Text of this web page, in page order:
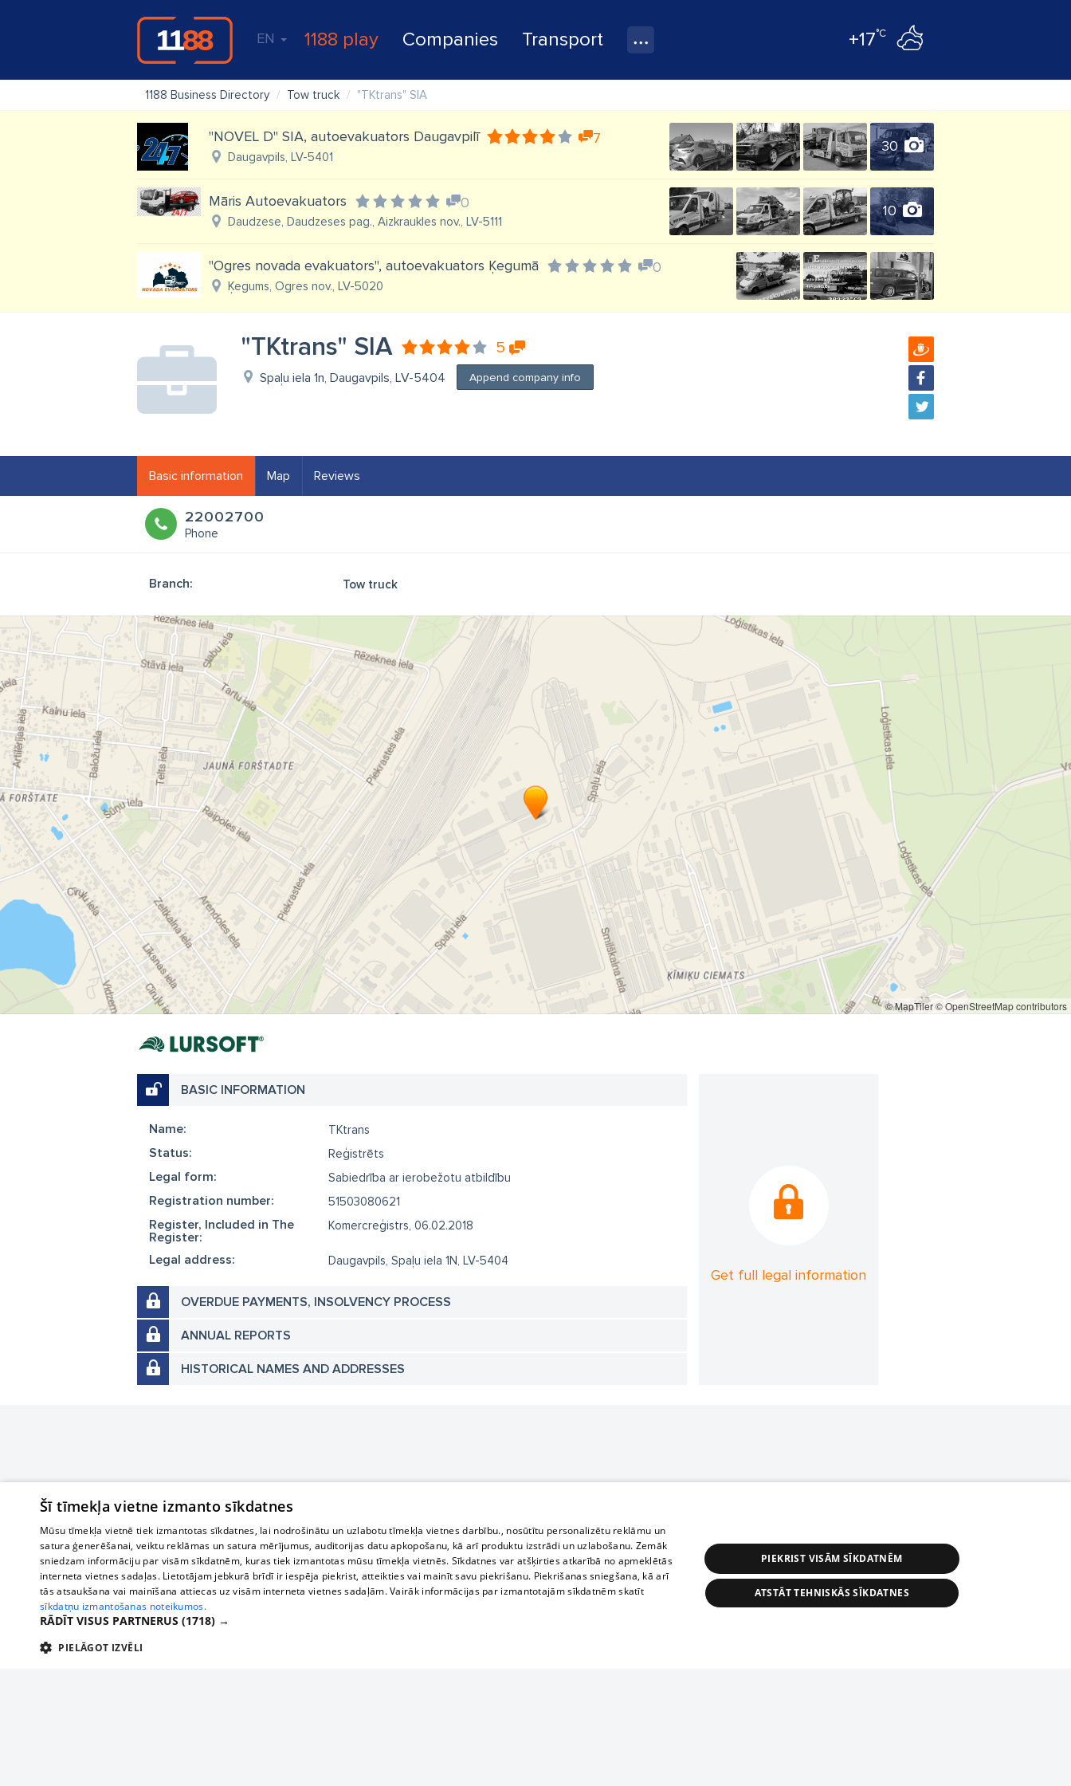
EN 1188 play Companies Transport +17°C
1188 Business Directory Tow truck "TKtrans" SIA
"NOVEL D" SIA, autoevakuators Daugavpilī 7
Daugavpils, LV-5401
30
Māris Autoevakuators 0
Daudzese, Daudzeses pag., Aizkraukles nov., LV-5111
10
''Ogres novada evakuators'', autoevakuators Ķegumā 0
Ķegums, Ogres nov., LV-5020
"TKtrans" SIA 5
Spaļu iela 1n, Daugavpils, LV-5404 Append company info
Basic information Map Reviews
22002700
Phone
Branch: Tow truck
© MapTiler© OpenStreetMap contributors
BASIC INFORMATION
Name: TKtrans
Status: Reģistrēts
Legal form: Sabiedrība ar ierobežotu atbildību
Registration number: 51503080621
Register, Included in The
Register:
Komercreģistrs, 06.02.2018
Legal address: Daugavpils, Spaļu iela 1N, LV-5404
OVERDUE PAYMENTS, INSOLVENCY PROCESS
ANNUAL REPORTS
HISTORICAL NAMES AND ADDRESSES
Get full legal information
Šī tīmekļa vietne izmanto sīkdatnes
Mūsu tīmekļa vietnē tiek izmantotas sīkdatnes, lai nodrošinātu un uzlabotu tīmekļa vietnes darbību., nosūtītu personalizētu reklāmu un
satura ģenerēšanai, veiktu reklāmas un satura mērījumus, auditorijas datu apkopošanu, kā arī produktu izstrādi un uzlabošanu. Zemāk
sniedzam informāciju par visām sīkdatnēm, kuras tiek izmantotas mūsu tīmekļa vietnēs. Sīkdatnes var atšķirties atkarībā no apmeklētās
interneta vietnes sadaļas. Lietotājam jebkurā brīdī ir iespēja piekrist, atteikties vai mainīt savu piekrišanu. Piekrišanas sniegšana, kā arī
tās atsaukšana vai mainīšana attiecas uz visām interneta vietnes sadaļām. Vairāk informācijas par izmantotajām sīkdatnēm skatīt
sīkdatņu izmantošanas noteikumos.
RĀDĪT VISUS PARTNERUS (1718) →
PIELĀGOT IZVĒLI
PIEKRIST VISĀM SĪKDATNĒM
ATSTĀT TEHNISKĀS SĪKDATNES